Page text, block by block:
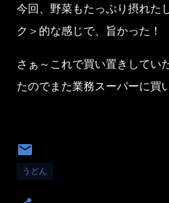
今回、野菜もたっぷり摂れた
ク＞的な感じで、旨かった！
さぁ～これで買い置きしてい
たのでまた業務スーパーに買
うどん